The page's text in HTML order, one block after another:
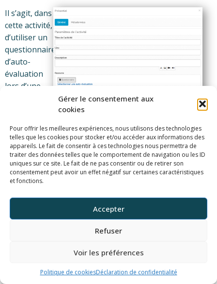
Gérer le consentement aux
cookies
Pour offrir les meilleures expériences, nous utilisons des technologies
telles que les cookies pour stocker et/ou accéder aux informations des
appareils. Le fait de consentir à ces technologies nous permettra de
traiter des données telles que le comportement de navigation ou les ID
uniques sur ce site. Le fait de ne pas consentir ou de retirer son
consentement peut avoir un effet négatif sur certaines caractéristiques
et fonctions.
Accepter
Refuser
Voir les préférences
Politique de cookiesDéclaration de confidentialité
Il s’agit, dans
cette activité,
d’utiliser un
questionnaire
d’auto-
évaluation
lors d’une
apprenants
répondent
aux
questions
que
l’enseignant
temps réel.